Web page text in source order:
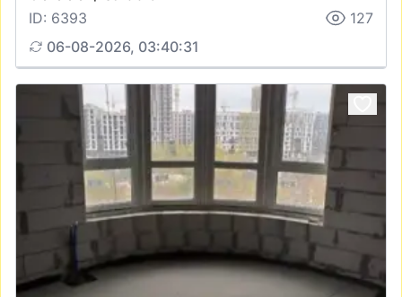
ID: 6393
127
06-08-2026, 03:40:31